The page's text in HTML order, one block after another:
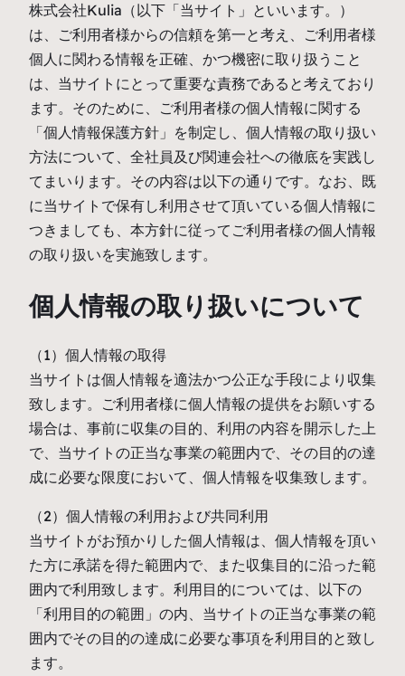
株式会社Kulia（以下「当サイト」といいます。）
は、ご利用者様からの信頼を第一と考え、ご利用者様
個人に関わる情報を正確、かつ機密に取り扱うこと
は、当サイトにとって重要な責務であると考えており
ます。そのために、ご利用者様の個人情報に関する
「個人情報保護方針」を制定し、個人情報の取り扱い
方法について、全社員及び関連会社への徹底を実践し
てまいります。その内容は以下の通りです。なお、既
に当サイトで保有し利用させて頂いている個人情報に
つきましても、本方針に従ってご利用者様の個人情報
の取り扱いを実施致します。
個人情報の取り扱いについて
（1）個人情報の取得
当サイトは個人情報を適法かつ公正な手段により収集
致します。ご利用者様に個人情報の提供をお願いする
場合は、事前に収集の目的、利用の内容を開示した上
で、当サイトの正当な事業の範囲内で、その目的の達
成に必要な限度において、個人情報を収集致します。
（2）個人情報の利用および共同利用
当サイトがお預かりした個人情報は、個人情報を頂い
た方に承諾を得た範囲内で、また収集目的に沿った範
囲内で利用致します。利用目的については、以下の
「利用目的の範囲」の内、当サイトの正当な事業の範
囲内でその目的の達成に必要な事項を利用目的と致し
ます。